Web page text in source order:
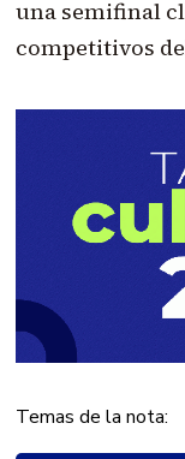
una semifinal
competitivos
Temas de la nota: